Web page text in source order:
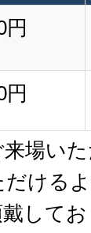
円
円
場い
ける
して